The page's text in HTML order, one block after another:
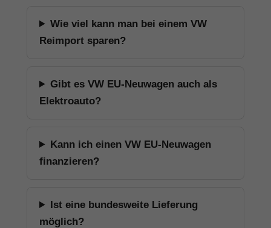
Wie viel kann man bei einem VW
Reimport sparen?
Gibt es VW EU-Neuwagen auch als
Elektroauto?
Kann ich einen VW EU-Neuwagen
finanzieren?
Ist eine bundesweite Lieferung
möglich?